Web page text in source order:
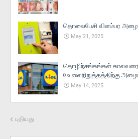
தொலைபேசி விளம்பர
May 21, 2025
தொழிற்சங்கங்கள்
வேலைநிறுத்தத்திற்கு
May 14, 2025
புதியது